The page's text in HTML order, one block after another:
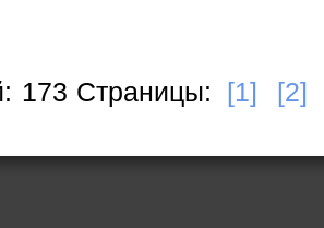
173 Страницы: [1]
[2]